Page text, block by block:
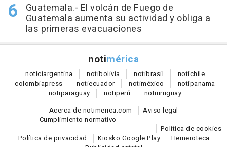
Guatemala.- El volcán de Fuego de
Guatemala aumenta su actividad y obliga a
las primeras evacuaciones
notimérica
noticiargentina notibolivia notibrasil notichile
colombiapress notiecuador notiméxico notipanama
notiparaguay notiperú notiuruguay
Acerca de notimerica.com
Aviso legal
Cumplimiento normativo
Política de cookies
Política de privacidad
Kiosko Google Play
Hemeroteca